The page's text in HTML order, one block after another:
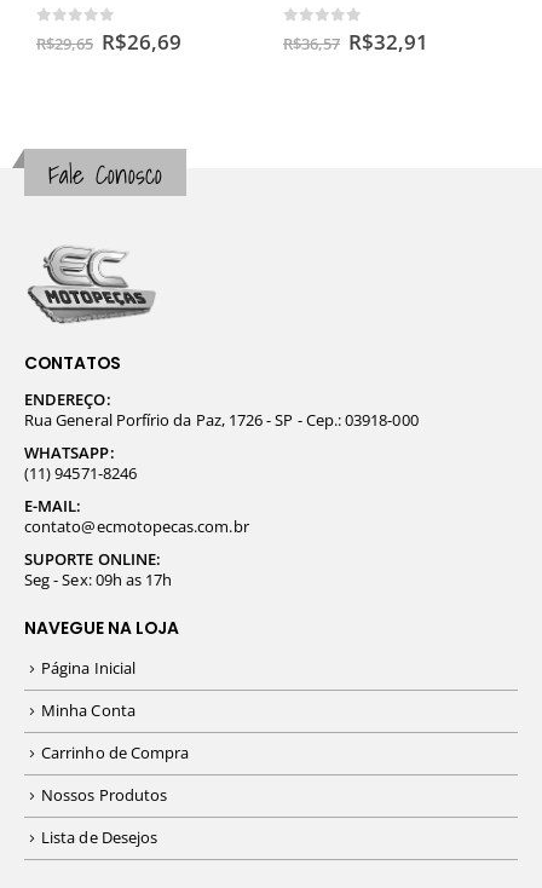
out of 5
R$29,65 R$26,69 out of 5
R$36,57 R$32,91
Fale Conosco
CONTATOS
ENDEREÇO:
Rua General Porfírio da Paz, 1726 - SP - Cep.: 03918-000
WHATSAPP:
(11) 94571-8246
E-MAIL:
contato@ecmotopecas.com.br
SUPORTE ONLINE:
Seg - Sex: 09h as 17h
NAVEGUE NA LOJA
Página Inicial
Minha Conta
Carrinho de Compra
Nossos Produtos
Lista de Desejos